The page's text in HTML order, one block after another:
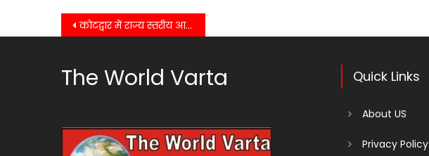
Post
कोटद्वार में राज्य स्तरीय आमंत्रण अंडर-16 हॉकी प्रतियोगिता का आयोजन कराया जा रहा हैं……
The World Varta Quick Links
About US
Privacy Policy